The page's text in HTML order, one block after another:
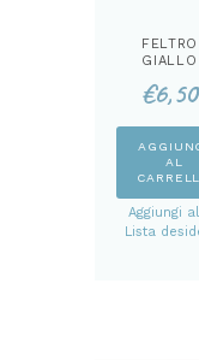
FELTRO
GIALLO
MM 3
€6,50
AL
Aggiungi
Lista